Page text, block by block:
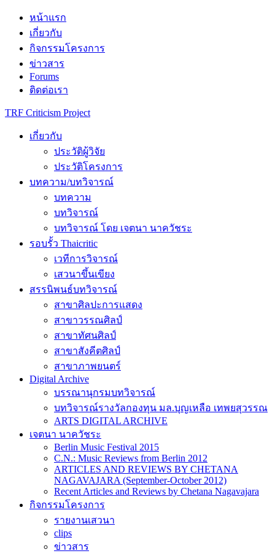
Skip
content
หน้าแรก
เกี่ยวกับ
กิจกรรมโครงการ
ข่าวสาร
Forums
ติดต่อเรา
TRF Criticism Project
เกี่ยวกับ
ประวัติผู้วิจัย
ประวัติโครงการ
บทความ/บทวิจารณ์
บทความ
บทวิจารณ์
บทวิจารณ์ โดย เจตนา นาควัชระ
รอบรั้ว Thaicritic
เวทีการวิจารณ์
เสวนาขึ้นเขียง
สรรนิพนธ์บทวิจารณ์
สาขาศิลปะการแสดง
สาขาวรรณศิลป์
สาขาทัศนศิลป์
สาขาสังคีตศิลป์
สาขาภาพยนตร์
Digital Archive
บรรณานุกรมบทวิจารณ์
บทวิจารณ์รางวัลกองทุน มล.บุญเหลือ เทพยสุวรรณ
ARTS DIGITAL ARCHIVE
เจตนา นาควัชระ
Berlin Music Festival 2015
C.N.: Music Reviews from Berlin 2012
ARTICLES AND REVIEWS BY CHETANA
NAGAVAJARA (September-October 2012)
Recent Articles and Reviews by Chetana Nagavajara
กิจกรรมโครงการ
รายงานเสวนา
clips
ข่าวสาร